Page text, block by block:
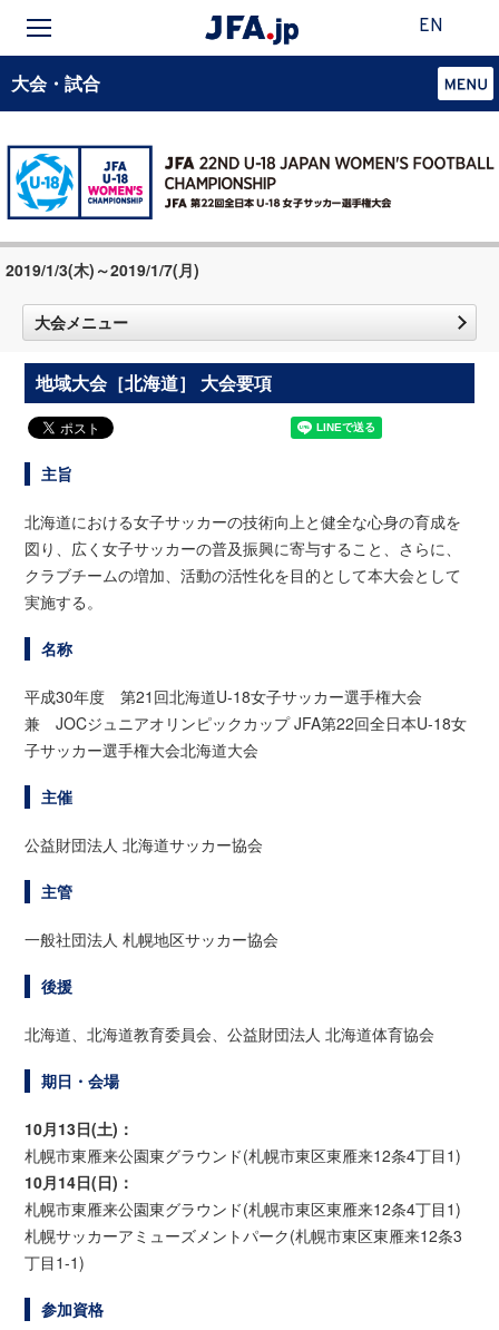
EN
大会・試合
2019/1/3(木)～2019/1/7(月)
大会メニュー
地域大会［北海道］ 大会要項
主旨
北海道における女子サッカーの技術向上と健全な心身の育成を
図り、広く女子サッカーの普及振興に寄与すること、さらに、
クラブチームの増加、活動の活性化を目的として本大会として
実施する。
名称
平成30年度 第21回北海道U-18女子サッカー選手権大会
兼 JOCジュニアオリンピックカップ JFA第22回全日本U-18女
子サッカー選手権大会北海道大会
主催
公益財団法人 北海道サッカー協会
主管
一般社団法人 札幌地区サッカー協会
後援
北海道、北海道教育委員会、公益財団法人 北海道体育協会
期日・会場
10月13日(土)：
札幌市東雁来公園東グラウンド(札幌市東区東雁来12条4丁目1)
10月14日(日)：
札幌市東雁来公園東グラウンド(札幌市東区東雁来12条4丁目1)
札幌サッカーアミューズメントパーク(札幌市東区東雁来12条3
丁目1-1)
参加資格